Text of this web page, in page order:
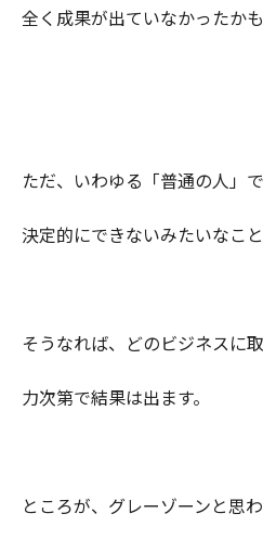
全く成果が出ていなかったか
ただ、いわゆる「普通の人」
決定的にできないみたいなこ
そうなれば、どのビジネスに
力次第で結果は出ます。
ところが、グレーゾーンと思